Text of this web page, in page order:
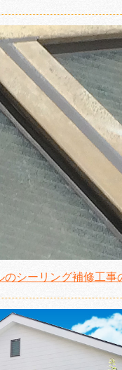
のシーリング補修工事